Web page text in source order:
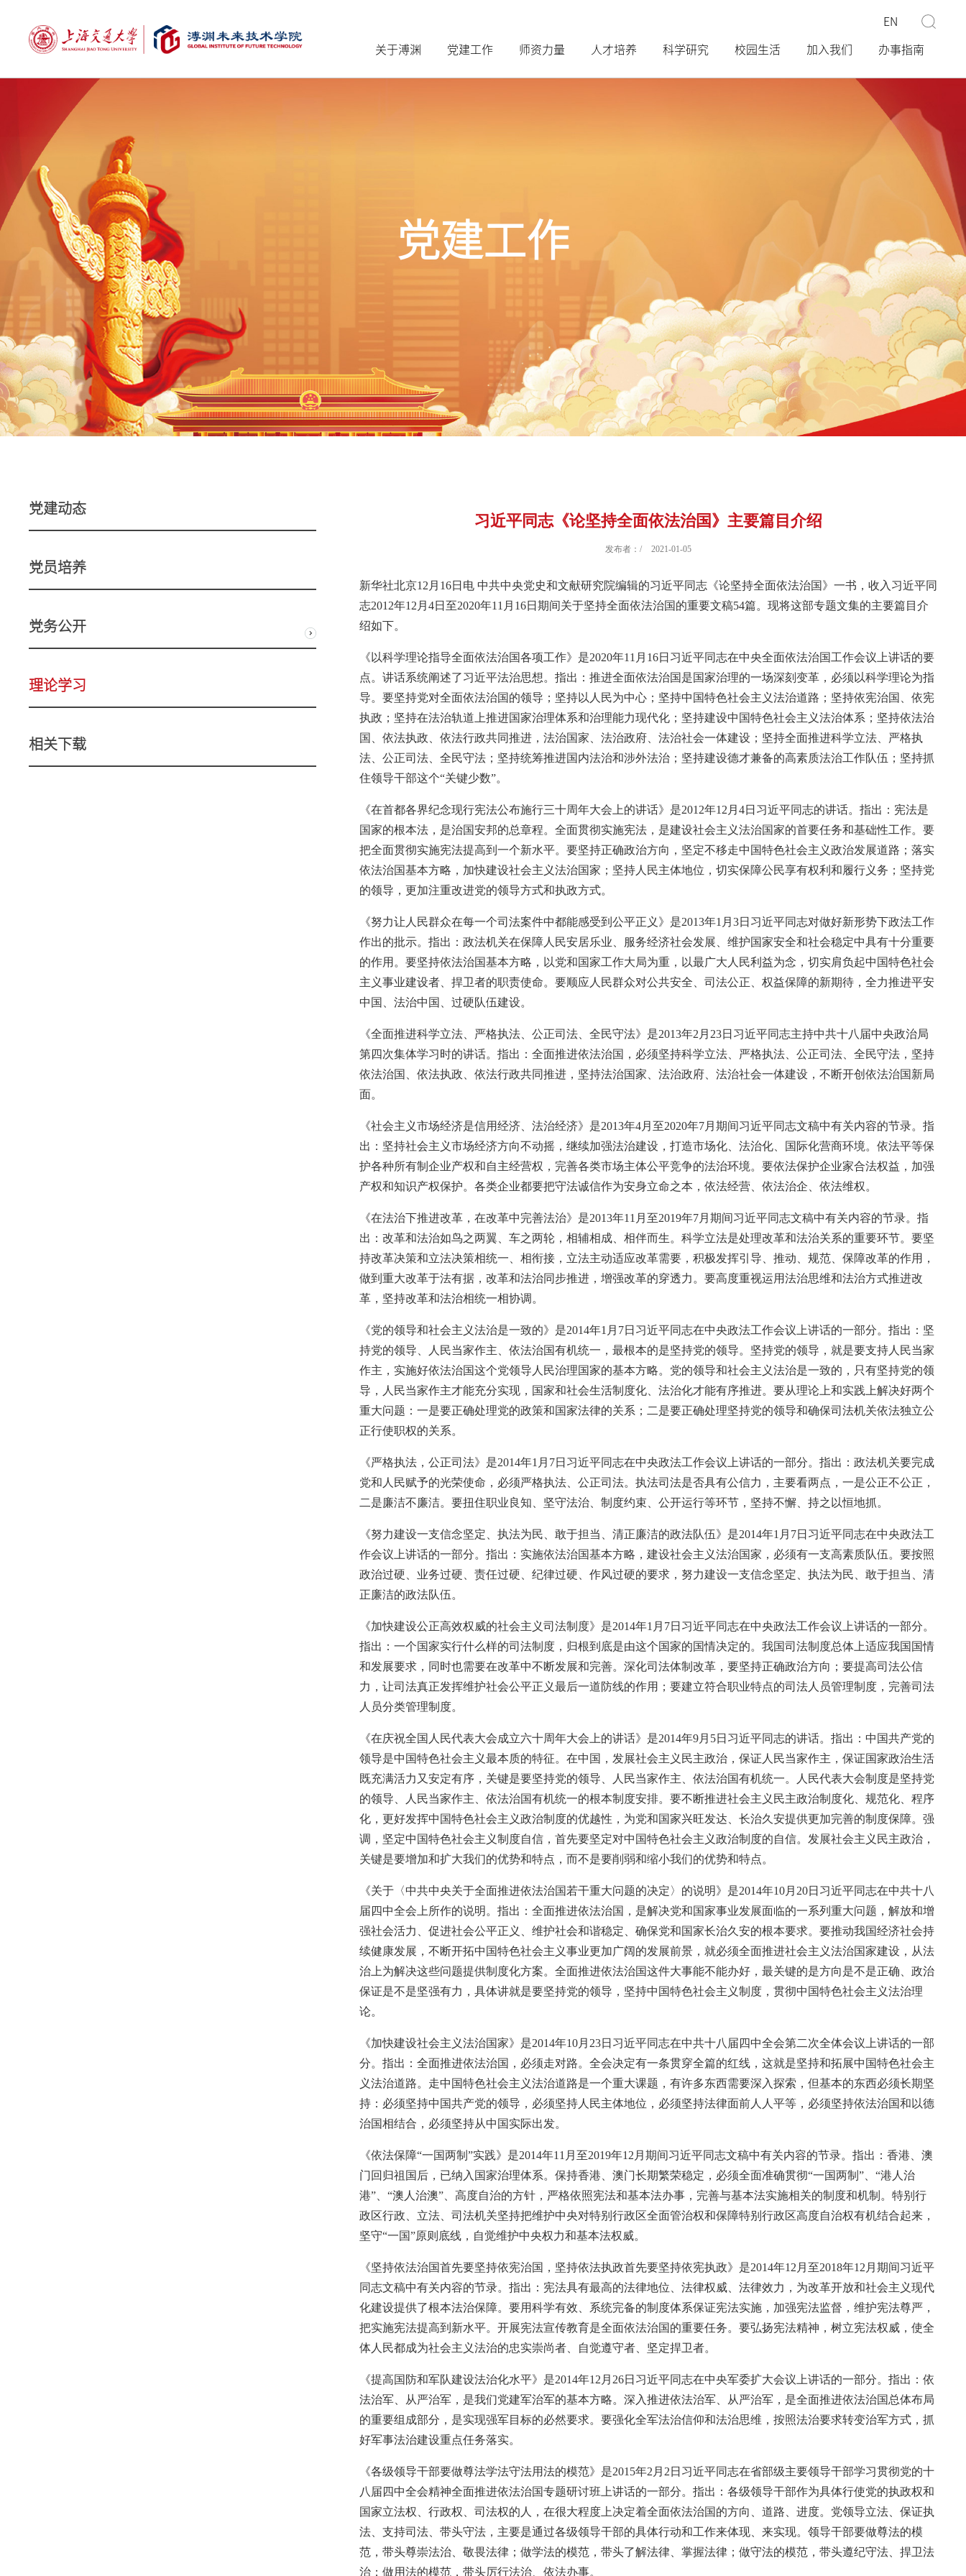
EN
关于溥渊 党建工作 师资力量 人才培养 科学研究 校园生活 加入我们 办事指南
党建工作
党建动态
党员培养
党务公开
理论学习
相关下载
习近平同志《论坚持全面依法治国》主要篇目介绍
发布者：/ 2021-01-05
新华社北京12月16日电 中共中央党史和文献研究院编辑的习近平同志《论坚持全面依法治国》一书，收入习近平同
志2012年12月4日至2020年11月16日期间关于坚持全面依法治国的重要文稿54篇。现将这部专题文集的主要篇目介
绍如下。
《以科学理论指导全面依法治国各项工作》是2020年11月16日习近平同志在中央全面依法治国工作会议上讲话的要
点。讲话系统阐述了习近平法治思想。指出：推进全面依法治国是国家治理的一场深刻变革，必须以科学理论为指
导。要坚持党对全面依法治国的领导；坚持以人民为中心；坚持中国特色社会主义法治道路；坚持依宪治国、依宪
执政；坚持在法治轨道上推进国家治理体系和治理能力现代化；坚持建设中国特色社会主义法治体系；坚持依法治
国、依法执政、依法行政共同推进，法治国家、法治政府、法治社会一体建设；坚持全面推进科学立法、严格执
法、公正司法、全民守法；坚持统筹推进国内法治和涉外法治；坚持建设德才兼备的高素质法治工作队伍；坚持抓
住领导干部这个“关键少数”。
《在首都各界纪念现行宪法公布施行三十周年大会上的讲话》是2012年12月4日习近平同志的讲话。指出：宪法是
国家的根本法，是治国安邦的总章程。全面贯彻实施宪法，是建设社会主义法治国家的首要任务和基础性工作。要
把全面贯彻实施宪法提高到一个新水平。要坚持正确政治方向，坚定不移走中国特色社会主义政治发展道路；落实
依法治国基本方略，加快建设社会主义法治国家；坚持人民主体地位，切实保障公民享有权利和履行义务；坚持党
的领导，更加注重改进党的领导方式和执政方式。
《努力让人民群众在每一个司法案件中都能感受到公平正义》是2013年1月3日习近平同志对做好新形势下政法工作
作出的批示。指出：政法机关在保障人民安居乐业、服务经济社会发展、维护国家安全和社会稳定中具有十分重要
的作用。要坚持依法治国基本方略，以党和国家工作大局为重，以最广大人民利益为念，切实肩负起中国特色社会
主义事业建设者、捍卫者的职责使命。要顺应人民群众对公共安全、司法公正、权益保障的新期待，全力推进平安
中国、法治中国、过硬队伍建设。
《全面推进科学立法、严格执法、公正司法、全民守法》是2013年2月23日习近平同志主持中共十八届中央政治局
第四次集体学习时的讲话。指出：全面推进依法治国，必须坚持科学立法、严格执法、公正司法、全民守法，坚持
依法治国、依法执政、依法行政共同推进，坚持法治国家、法治政府、法治社会一体建设，不断开创依法治国新局
面。
《社会主义市场经济是信用经济、法治经济》是2013年4月至2020年7月期间习近平同志文稿中有关内容的节录。指
出：坚持社会主义市场经济方向不动摇，继续加强法治建设，打造市场化、法治化、国际化营商环境。依法平等保
护各种所有制企业产权和自主经营权，完善各类市场主体公平竞争的法治环境。要依法保护企业家合法权益，加强
产权和知识产权保护。各类企业都要把守法诚信作为安身立命之本，依法经营、依法治企、依法维权。
《在法治下推进改革，在改革中完善法治》是2013年11月至2019年7月期间习近平同志文稿中有关内容的节录。指
出：改革和法治如鸟之两翼、车之两轮，相辅相成、相伴而生。科学立法是处理改革和法治关系的重要环节。要坚
持改革决策和立法决策相统一、相衔接，立法主动适应改革需要，积极发挥引导、推动、规范、保障改革的作用，
做到重大改革于法有据，改革和法治同步推进，增强改革的穿透力。要高度重视运用法治思维和法治方式推进改
革，坚持改革和法治相统一相协调。
《党的领导和社会主义法治是一致的》是2014年1月7日习近平同志在中央政法工作会议上讲话的一部分。指出：坚
持党的领导、人民当家作主、依法治国有机统一，最根本的是坚持党的领导。坚持党的领导，就是要支持人民当家
作主，实施好依法治国这个党领导人民治理国家的基本方略。党的领导和社会主义法治是一致的，只有坚持党的领
导，人民当家作主才能充分实现，国家和社会生活制度化、法治化才能有序推进。要从理论上和实践上解决好两个
重大问题：一是要正确处理党的政策和国家法律的关系；二是要正确处理坚持党的领导和确保司法机关依法独立公
正行使职权的关系。
《严格执法，公正司法》是2014年1月7日习近平同志在中央政法工作会议上讲话的一部分。指出：政法机关要完成
党和人民赋予的光荣使命，必须严格执法、公正司法。执法司法是否具有公信力，主要看两点，一是公正不公正，
二是廉洁不廉洁。要扭住职业良知、坚守法治、制度约束、公开运行等环节，坚持不懈、持之以恒地抓。
《努力建设一支信念坚定、执法为民、敢于担当、清正廉洁的政法队伍》是2014年1月7日习近平同志在中央政法工
作会议上讲话的一部分。指出：实施依法治国基本方略，建设社会主义法治国家，必须有一支高素质队伍。要按照
政治过硬、业务过硬、责任过硬、纪律过硬、作风过硬的要求，努力建设一支信念坚定、执法为民、敢于担当、清
正廉洁的政法队伍。
《加快建设公正高效权威的社会主义司法制度》是2014年1月7日习近平同志在中央政法工作会议上讲话的一部分。
指出：一个国家实行什么样的司法制度，归根到底是由这个国家的国情决定的。我国司法制度总体上适应我国国情
和发展要求，同时也需要在改革中不断发展和完善。深化司法体制改革，要坚持正确政治方向；要提高司法公信
力，让司法真正发挥维护社会公平正义最后一道防线的作用；要建立符合职业特点的司法人员管理制度，完善司法
人员分类管理制度。
《在庆祝全国人民代表大会成立六十周年大会上的讲话》是2014年9月5日习近平同志的讲话。指出：中国共产党的
领导是中国特色社会主义最本质的特征。在中国，发展社会主义民主政治，保证人民当家作主，保证国家政治生活
既充满活力又安定有序，关键是要坚持党的领导、人民当家作主、依法治国有机统一。人民代表大会制度是坚持党
的领导、人民当家作主、依法治国有机统一的根本制度安排。要不断推进社会主义民主政治制度化、规范化、程序
化，更好发挥中国特色社会主义政治制度的优越性，为党和国家兴旺发达、长治久安提供更加完善的制度保障。强
调，坚定中国特色社会主义制度自信，首先要坚定对中国特色社会主义政治制度的自信。发展社会主义民主政治，
关键是要增加和扩大我们的优势和特点，而不是要削弱和缩小我们的优势和特点。
《关于〈中共中央关于全面推进依法治国若干重大问题的决定〉的说明》是2014年10月20日习近平同志在中共十八
届四中全会上所作的说明。指出：全面推进依法治国，是解决党和国家事业发展面临的一系列重大问题，解放和增
强社会活力、促进社会公平正义、维护社会和谐稳定、确保党和国家长治久安的根本要求。要推动我国经济社会持
续健康发展，不断开拓中国特色社会主义事业更加广阔的发展前景，就必须全面推进社会主义法治国家建设，从法
治上为解决这些问题提供制度化方案。全面推进依法治国这件大事能不能办好，最关键的是方向是不是正确、政治
保证是不是坚强有力，具体讲就是要坚持党的领导，坚持中国特色社会主义制度，贯彻中国特色社会主义法治理
论。
《加快建设社会主义法治国家》是2014年10月23日习近平同志在中共十八届四中全会第二次全体会议上讲话的一部
分。指出：全面推进依法治国，必须走对路。全会决定有一条贯穿全篇的红线，这就是坚持和拓展中国特色社会主
义法治道路。走中国特色社会主义法治道路是一个重大课题，有许多东西需要深入探索，但基本的东西必须长期坚
持：必须坚持中国共产党的领导，必须坚持人民主体地位，必须坚持法律面前人人平等，必须坚持依法治国和以德
治国相结合，必须坚持从中国实际出发。
《依法保障“一国两制”实践》是2014年11月至2019年12月期间习近平同志文稿中有关内容的节录。指出：香港、澳
门回归祖国后，已纳入国家治理体系。保持香港、澳门长期繁荣稳定，必须全面准确贯彻“一国两制”、“港人治
港”、“澳人治澳”、高度自治的方针，严格依照宪法和基本法办事，完善与基本法实施相关的制度和机制。特别行
政区行政、立法、司法机关坚持把维护中央对特别行政区全面管治权和保障特别行政区高度自治权有机结合起来，
坚守“一国”原则底线，自觉维护中央权力和基本法权威。
《坚持依法治国首先要坚持依宪治国，坚持依法执政首先要坚持依宪执政》是2014年12月至2018年12月期间习近平
同志文稿中有关内容的节录。指出：宪法具有最高的法律地位、法律权威、法律效力，为改革开放和社会主义现代
化建设提供了根本法治保障。要用科学有效、系统完备的制度体系保证宪法实施，加强宪法监督，维护宪法尊严，
把实施宪法提高到新水平。开展宪法宣传教育是全面依法治国的重要任务。要弘扬宪法精神，树立宪法权威，使全
体人民都成为社会主义法治的忠实崇尚者、自觉遵守者、坚定捍卫者。
《提高国防和军队建设法治化水平》是2014年12月26日习近平同志在中央军委扩大会议上讲话的一部分。指出：依
法治军、从严治军，是我们党建军治军的基本方略。深入推进依法治军、从严治军，是全面推进依法治国总体布局
的重要组成部分，是实现强军目标的必然要求。要强化全军法治信仰和法治思维，按照法治要求转变治军方式，抓
好军事法治建设重点任务落实。
《各级领导干部要做尊法学法守法用法的模范》是2015年2月2日习近平同志在省部级主要领导干部学习贯彻党的十
八届四中全会精神全面推进依法治国专题研讨班上讲话的一部分。指出：各级领导干部作为具体行使党的执政权和
国家立法权、行政权、司法权的人，在很大程度上决定着全面依法治国的方向、道路、进度。党领导立法、保证执
法、支持司法、带头守法，主要是通过各级领导干部的具体行动和工作来体现、来实现。领导干部要做尊法的模
范，带头尊崇法治、敬畏法律；做学法的模范，带头了解法律、掌握法律；做守法的模范，带头遵纪守法、捍卫法
治；做用法的模范，带头厉行法治、依法办事。